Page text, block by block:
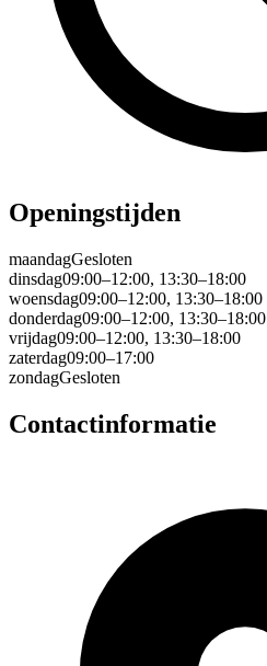
Openingstijden
maandagGesloten
dinsdag09:00–12:00, 13:30–18:00
woensdag09:00–12:00, 13:30–18:00
donderdag09:00–12:00, 13:30–18:00
vrijdag09:00–12:00, 13:30–18:00
zaterdag09:00–17:00
zondagGesloten
Contactinformatie